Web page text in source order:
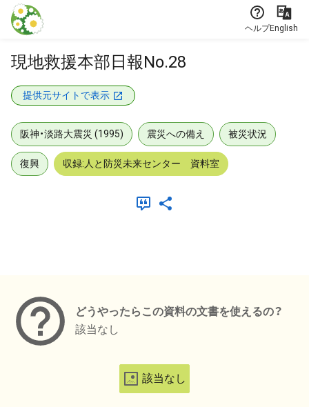
本文に飛ぶ
ヘルプEnglish
現地救援本部日報No.28
提供元サイトで表示
阪神・淡路大震災 (1995) 震災への備え 被災状況
復興 収録:人と防災未来センター 資料室
どうやったらこの資料の文書を使えるの？
該当なし
該当なし